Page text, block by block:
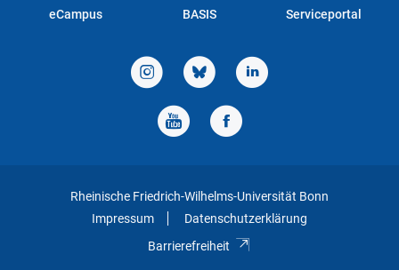
eCampus BASIS Serviceportal
Rheinische Friedrich-Wilhelms-Universität Bonn
Impressum
Datenschutzerklärung
Barrierefreiheit